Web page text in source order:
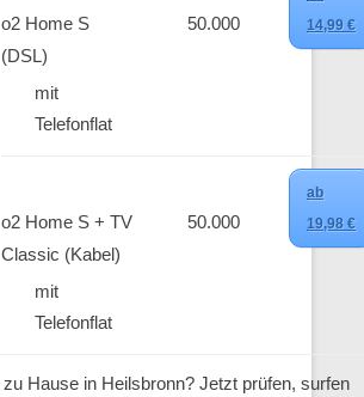
o2 Home S
(DSL)
mit
Telefonflat
50.000
14,99 €
o2 Home S + TV
Classic (Kabel)
mit
Telefonflat
50.000
ab
19,98 €
zu Hause in Heilsbronn? Jetzt prüfen, surfen